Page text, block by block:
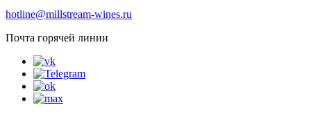
hotline@millstream-wines.ru
Почта горячей линии